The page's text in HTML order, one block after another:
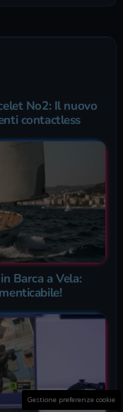
No2: Il nuovo
contactless
Barca a Vela:
Gestione preferenze cookie